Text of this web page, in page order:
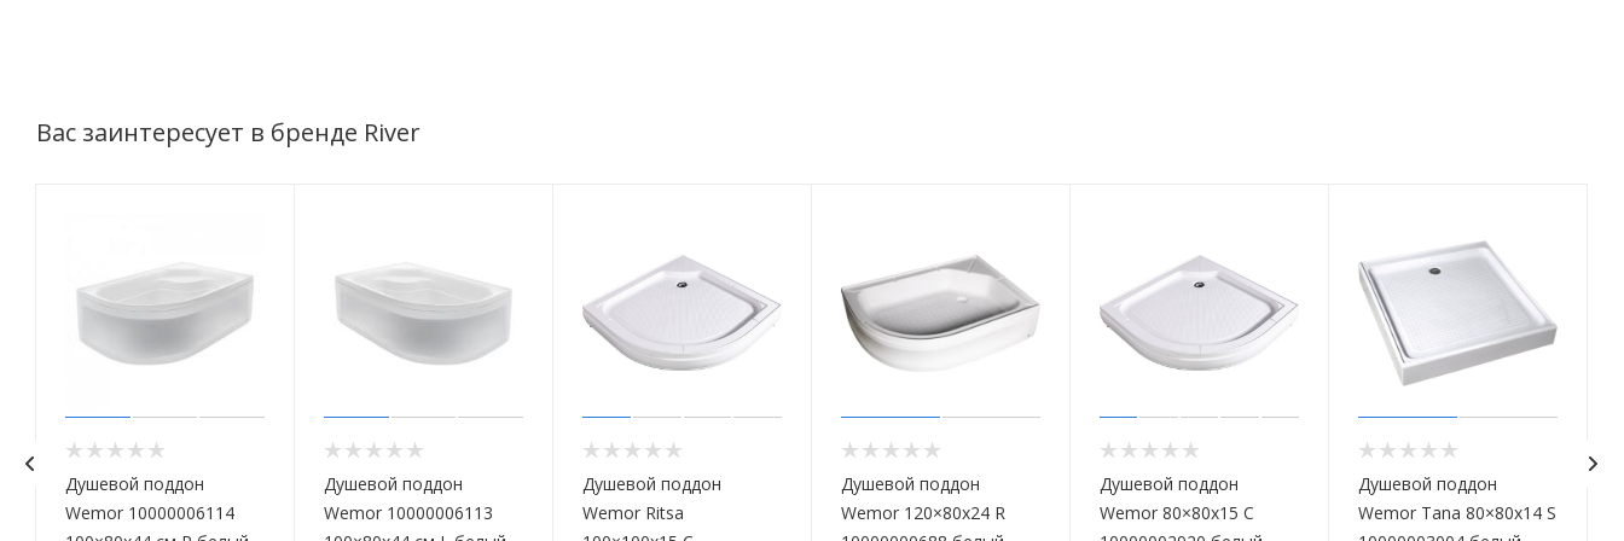
Вас заинтересует в бренде River
Душевой поддон
Wemor 10000006114
Душевой поддон
Wemor 10000006113
Душевой поддон
Wemor Ritsa
Душевой поддон
Wemor 120×80x24 R
Душевой поддон
Wemor 80×80x15 C
Душевой поддон
Wemor Tana 80×80x14 S